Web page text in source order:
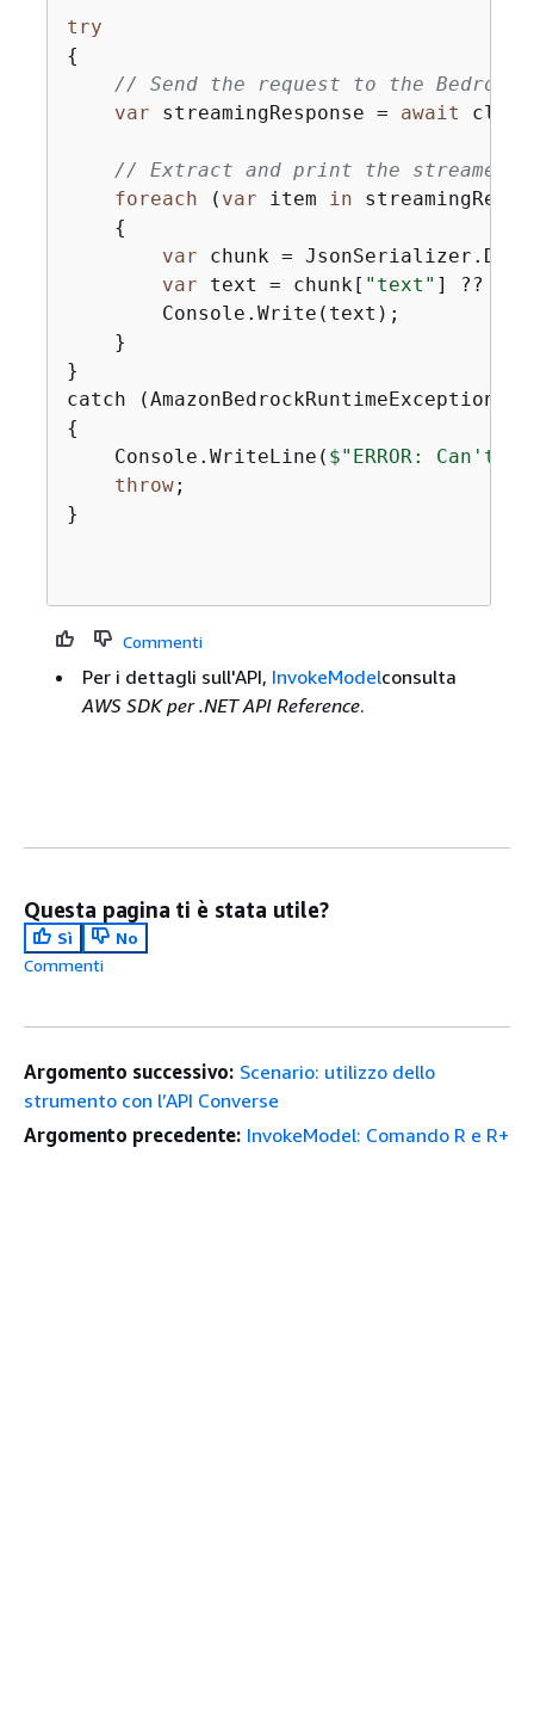
try
{
// Send the request to the Bedrock
var streamingResponse = await
// Extract and print the streamed
foreach ( var item in
{
var chunk =
var text = chunk[ "text" ] ??
        Console.Write(text);
    }
}
{
    Console.WriteLine(
$"ERROR: Can't
throw;
}
Commenti
Per i dettagli sull'API, InvokeModelconsulta
AWS SDK per .NET API Reference.
Questa pagina ti è stata utile?
Sì
No
Commenti
Argomento successivo: Scenario: utilizzo dello
strumento con l’API Converse
Argomento precedente: InvokeModel: Comando R e R+